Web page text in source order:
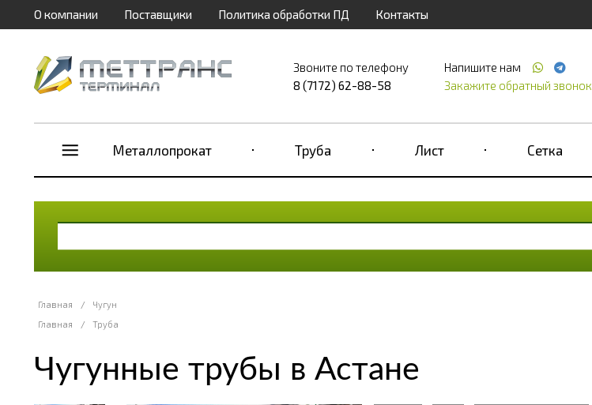
О компании Поставщики Политика обработки ПД Контакты
Звоните по телефону
8 (7172) 62-88-58
Напишите нам
Закажите обратный звонок
Металлопрокат Труба Лист Сетка
Главная /
Чугун
Главная
/ Труба
Чугунные трубы в Астане